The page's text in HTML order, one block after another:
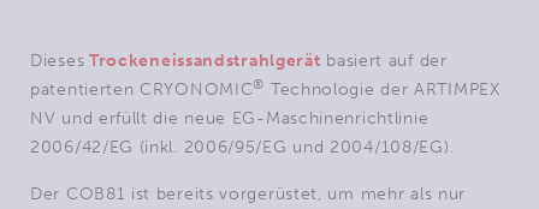
Dieses Trockeneissandstrahlgerät basiert auf der
patentierten CRYONOMIC® Technologie der ARTIMPEX
NV und erfüllt die neue EG-Maschinenrichtlinie
2006/42/EG (inkl. 2006/95/EG und 2004/108/EG).
Der COB81 ist bereits vorgerüstet, um mehr als nur